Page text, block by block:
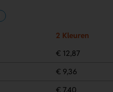
2 Kleuren
€ 12,87
€ 9,36
€ 7,40